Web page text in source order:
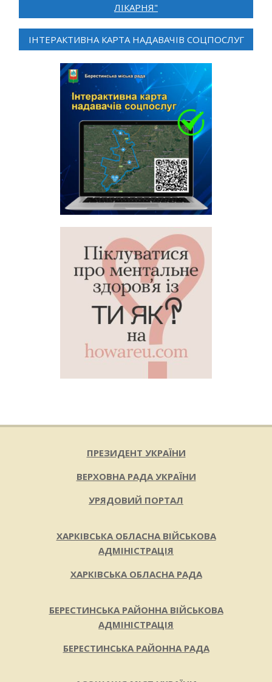
ЛІКАРНЯ"
ІНТЕРАКТИВНА КАРТА НАДАВАЧІВ СОЦПОСЛУГ
ПРЕЗИДЕНТ УКРАЇНИ
ВЕРХОВНА РАДА УКРАЇНИ
УРЯДОВИЙ ПОРТАЛ
ХАРКІВСЬКА ОБЛАСНА ВІЙСЬКОВА
АДМІНІСТРАЦІЯ
ХАРКІВСЬКА ОБЛАСНА РАДА
БЕРЕСТИНСЬКА РАЙОННА ВІЙСЬКОВА
АДМІНІСТРАЦІЯ
БЕРЕСТИНСЬКА РАЙОННА РАДА